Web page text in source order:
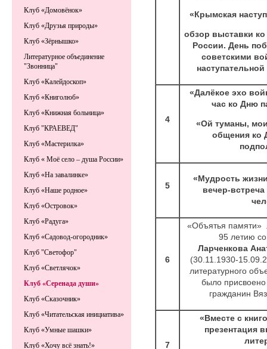
«Крымская
обзор выставки
России. День
советскими
4
«Далёкое эхо
час ко Дню
«Ой туманы,
общения ко
5
«Мудрость
вечер-
6
«Объятья
95 летию
Ларченкова
(30.11.1930-
литературного
было
гражданин
7
«Вместе с
презентация
Клуб «Домовёнок»
Клуб «Друзья природы»
Клуб «Зёрнышко»
Литературное объединение
"Звонница"
Клуб «Калейдоскоп»
Клуб «Книголюб»
Клуб «Книжная больница»
Клуб "КРАЕВЕД"
Клуб «Мастерилка»
Клуб « Моё село – душа России»
Клуб «На завалинке»
Клуб «Наше родное»
Клуб «Островок»
Клуб «Радуга»
Клуб «Садовод-огородник»
Клуб "Светофор"
Клуб «Светлячок»
Клуб «Серенада души»
Клуб «Сказочник»
Клуб «Читательская инициатива»
Клуб «Умные шашки»
Клуб «Хочу всё знать!»